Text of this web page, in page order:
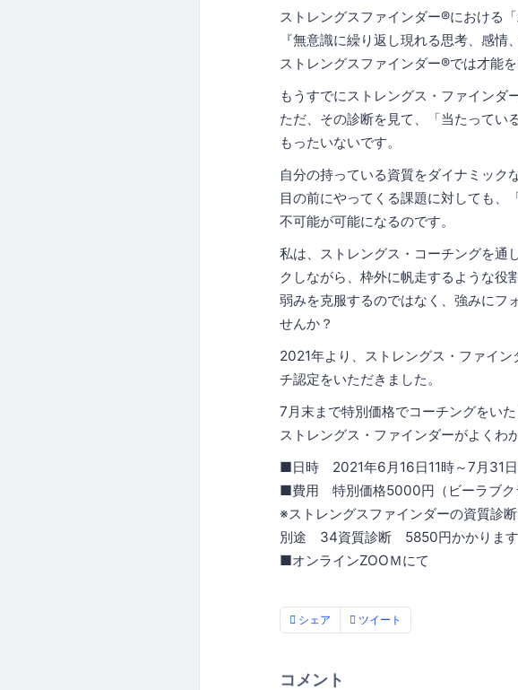
ストレングスファインダー®における「
『無意識に繰り返し現れる思考、感情
ストレングスファインダー®では才能
もうすでにストレングス・ファインダ
ただ、その診断を見て、「当たってい
もったいないです。
自分の持っている資質をダイナミック
目の前にやってくる課題に対しても、
不可能が可能になるのです。
私は、ストレングス・コーチングを通
クしながら、枠外に帆走するような役
弱みを克服するのではなく、強みにフ
せんか？
2021年より、ストレングス・ファイ
チ認定をいただきました。
7月末まで特別価格でコーチングをいた
ストレングス・ファインダーがよくわ
■日時 2021年6月16日11時～7月31日
■費用 特別価格5000円（ビーラブク
※ストレングスファインダーの資質診
別途 34資質診断 5850円かかります
■オンラインZOOＭにて
シェア ツイート
コメント